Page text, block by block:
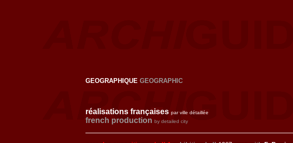
GEOGRAPHIQUE GEOGRAPHIC
réalisations françaises par ville détaillée
french production by detailed city